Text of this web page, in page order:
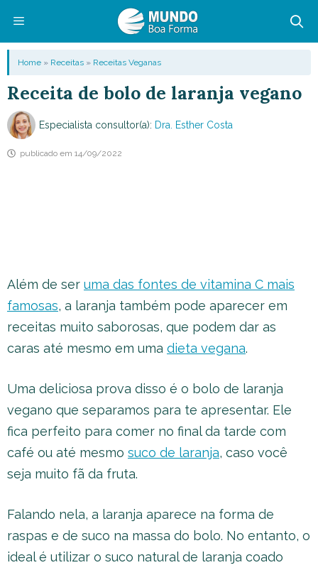
conteúdo
Menu
Home » Receitas » Receitas Veganas
Receita de bolo de laranja vegano
Especialista consultor(a): Dra. Esther Costa
publicado em 14/09/2022
Além de ser uma das fontes de vitamina C mais
famosas, a laranja também pode aparecer em
receitas muito saborosas, que podem dar as
caras até mesmo em uma dieta vegana.
Uma deliciosa prova disso é o bolo de laranja
vegano que separamos para te apresentar. Ele
fica perfeito para comer no final da tarde com
café ou até mesmo suco de laranja, caso você
seja muito fã da fruta.
Falando nela, a laranja aparece na forma de
raspas e de suco na massa do bolo. No entanto, o
ideal é utilizar o suco natural de laranja coado